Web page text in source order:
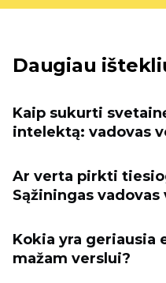
Daugiau
Kaip sukurti
intelektą: vadovas
Ar verta pirkti
Sąžiningas
Kokia yra geriausia
mažam verslui?